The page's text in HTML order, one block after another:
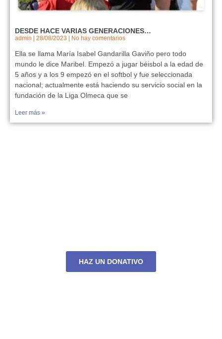
DESDE HACE VARIAS GENERACIONES…
admin 28/08/2023 No hay comentarios
Ella se llama María Isabel Gandarilla Gaviño pero todo
mundo le dice Maribel. Empezó a jugar béisbol a la edad de
5 años y a los 9 empezó en el softbol y fue seleccionada
nacional; actualmente está haciendo su servicio social en la
fundación de la Liga Olmeca que se
Leer más »
HAZ UN DONATIVO